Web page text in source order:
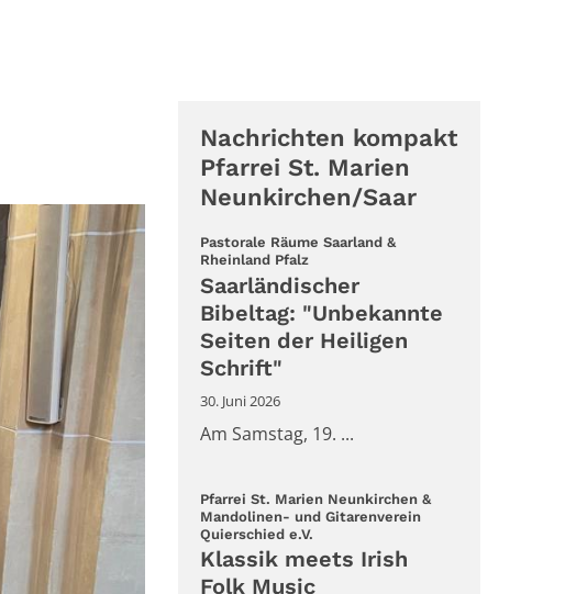
Nachrichten kompakt
Pfarrei St. Marien
Neunkirchen/Saar
Pastorale Räume Saarland &
Rheinland Pfalz
Saarländischer
Bibeltag: "Unbekannte
Seiten der Heiligen
Schrift"
30. Juni 2026
Am Samstag, 19. ...
Pfarrei St. Marien Neunkirchen &
Mandolinen- und Gitarenverein
Quierschied e.V.
Klassik meets Irish
Folk Music